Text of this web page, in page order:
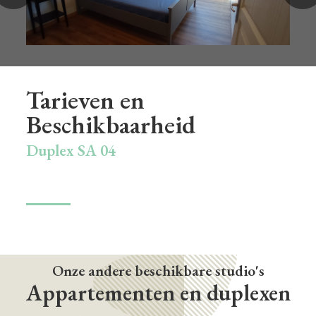
2 enkele bedden 80 cm
Doucheruimte (4.05 M²)
Douche, wastafel, wc
Balkon (8,74 M²)
Tuintafel en stoelen + parasol
Privé parkeerplaats
Tarieven en
Beschikbaarheid
Duplex SA 04
Onze andere beschikbare studio's
Appartementen en duplexen